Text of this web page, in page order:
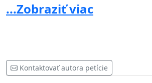
vyjadrilo, že o budovu nemá záujem.
zastupiteľstva v Hnúšti boli
predložený takýto bod na
...Zobraziť viac
Kontaktovať autora petície